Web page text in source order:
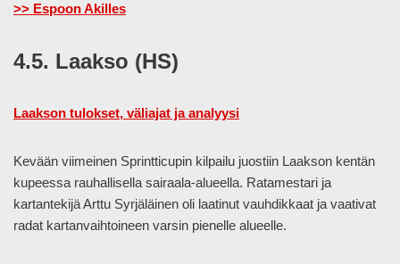
>> Espoon Akilles
4.5. Laakso (HS)
Laakson tulokset, väliajat ja analyysi
Kevään viimeinen Sprintticupin kilpailu juostiin Laakson kentän
kupeessa rauhallisella sairaala-alueella. Ratamestari ja
kartantekijä Arttu Syrjäläinen oli laatinut vauhdikkaat ja vaativat
radat kartanvaihtoineen varsin pienelle alueelle.